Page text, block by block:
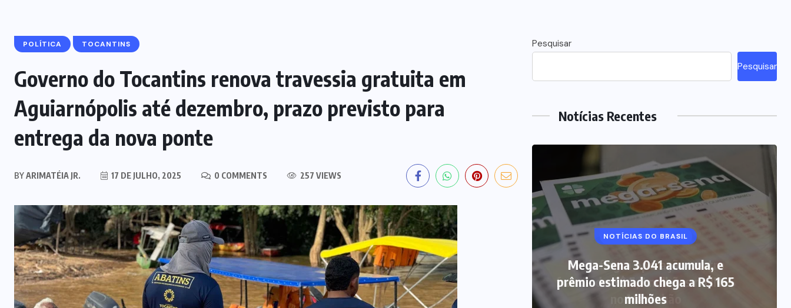
POLÍTICA TOCANTINS
Governo do Tocantins renova travessia gratuita em
Aguiarnópolis até dezembro, prazo previsto para
entrega da nova ponte
BYARIMATÉIA JR. 17 DE JULHO, 2025 0 COMMENTS 257 VIEWS
Pesquisar
Pesquisar
Notícias Recentes
MARANHÃO POLÍCIA
Mulher joga drogas no vaso
sanitário; polícia apreende 3 kg e
prende mãe e filho
EDITORIAL DO DIA
PF deflagra operação contra
fraude de R$ 5,7 milhões no INSS
no Maranhão
NOTÍCIAS DO BRASIL
Mega-Sena 3.041 acumula, e
prêmio estimado chega a R$ 165
milhões